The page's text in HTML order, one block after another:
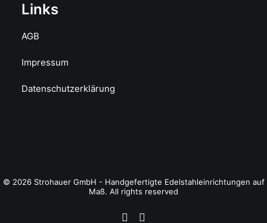
Links
AGB
Impressum
Datenschutzerklärung
© 2026 Strohauer GmbH - Handgefertigte Edelstahleinrichtungen auf
Maß. All rights reserved